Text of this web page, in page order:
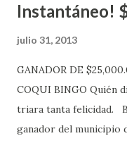
Instantáneo!
julio 31, 2013
GANADOR DE
COQUI BINGO Quién
triara tanta felicidad.
ganador del municipio